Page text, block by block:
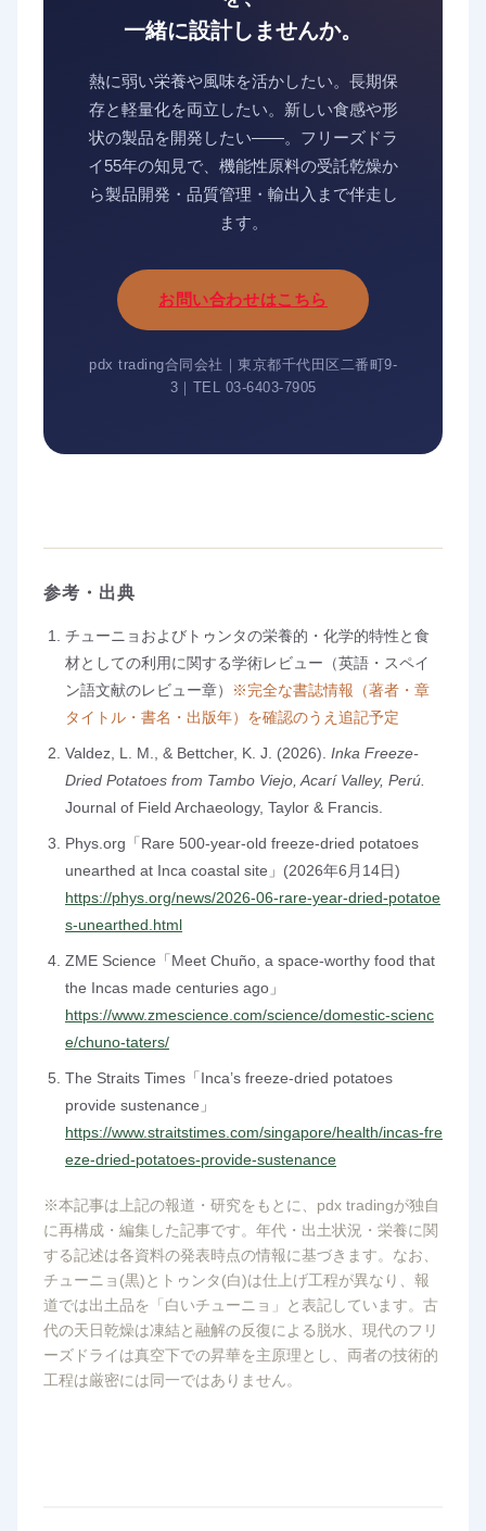
一緒に設計しませんか。
熱に弱い栄養や風味を活かしたい。長期保
存と軽量化を両立したい。新しい食感や形
状の製品を開発したい——。フリーズドラ
イ55年の知見で、機能性原料の受託乾燥か
ら製品開発・品質管理・輸出入まで伴走し
ます。
お問い合わせはこちら
pdx trading合同会社｜東京都千代田区二番町9-
3｜TEL 03-6403-7905
参考・出典
チューニョおよびトゥンタの栄養的・化学的特性と食
材としての利用に関する学術レビュー（英語・スペイ
ン語文献のレビュー章）
※完全な書誌情報（著者・章
タイトル・書名・出版年）を確認のうえ追記予定
Valdez, L. M., & Bettcher, K. J. (2026). Inka Freeze-
Dried Potatoes from Tambo Viejo, Acarí Valley, Perú.
Journal of Field Archaeology, Taylor & Francis.
Phys.org「Rare 500-year-old freeze-dried potatoes
unearthed at Inca coastal site」(2026年6月14日)
https://phys.org/news/2026-06-rare-year-dried-potatoe
s-unearthed.html
ZME Science「Meet Chuño, a space-worthy food that
the Incas made centuries ago」
https://www.zmescience.com/science/domestic-scienc
e/chuno-taters/
The Straits Times「Inca’s freeze-dried potatoes
provide sustenance」
https://www.straitstimes.com/singapore/health/incas-fre
eze-dried-potatoes-provide-sustenance
※本記事は上記の報道・研究をもとに、pdx tradingが独自
に再構成・編集した記事です。年代・出土状況・栄養に関
する記述は各資料の発表時点の情報に基づきます。なお、
チューニョ(黒)とトゥンタ(白)は仕上げ工程が異なり、報
道では出土品を「白いチューニョ」と表記しています。古
代の天日乾燥は凍結と融解の反復による脱水、現代のフリ
ーズドライは真空下での昇華を主原理とし、両者の技術的
工程は厳密には同一ではありません。